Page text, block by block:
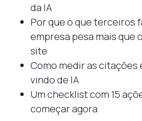
da IA
Por que o que terceiros
empresa pesa mais que
site
Como medir as citações
vindo de IA
Um checklist com 15
começar agora